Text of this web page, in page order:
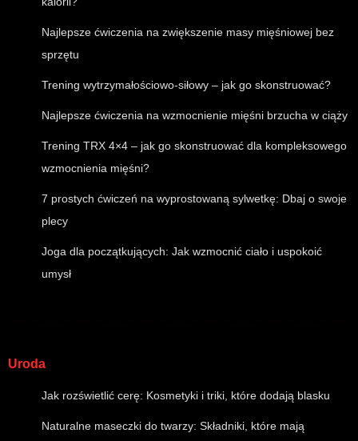
Najlepsze ćwiczenia na zwiększenie masy mięśniowej bez
sprzętu
Trening wytrzymałościowo-siłowy – jak go skonstruować?
Najlepsze ćwiczenia na wzmocnienie mięśni brzucha w ciąży
Trening TRX 4×4 – jak go skonstruować dla kompleksowego
wzmocnienia mięśni?
7 prostych ćwiczeń na wyprostowaną sylwetkę: Dbaj o swoje
plecy
Joga dla początkujących: Jak wzmocnić ciało i uspokoić
umysł
Uroda
Jak rozświetlić cerę: Kosmetyki i triki, które dodają blasku
Naturalne maseczki do twarzy: Składniki, które mają